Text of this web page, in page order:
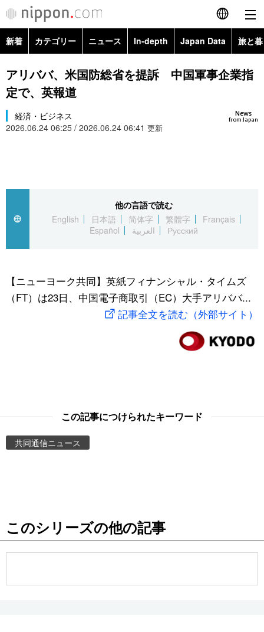
English
简体字
Русский
カテゴリー
国際
社会
文化
アーカイブ
Japan Data
旅と暮らし
動画/Live
Images
People
公式SNS
新着 カテゴリー ニュース In-depth Japan Data 旅と
政治・外交
経済・ビジネス
国際・海外
文化
科学・技術
暮らし
スポーツ・東京2020
Topics
アリババ、米国防総省を提訴 中国軍事企業指
定で、英報道
News
from Japan
経済・ビジネス
2026.06.24 06:25 / 2026.06.24 06:41 更新
他の言語で読む
English
日本語 简体字 繁體字
Français
Español
العربية Русский
【ニューヨーク共同】英紙フィナンシャル・タイムズ
（FT）は23日、中国電子商取引（EC）大手アリババ...
記事全文を読む（外部サイト）
この記事につけられたキーワード
共同通信ニュース
このシリーズの他の記事